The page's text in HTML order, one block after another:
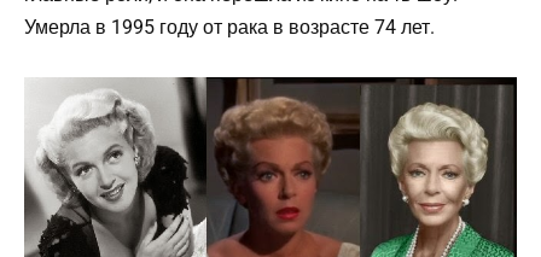
Умерла в 1995 году от рака в возрасте 74 лет.